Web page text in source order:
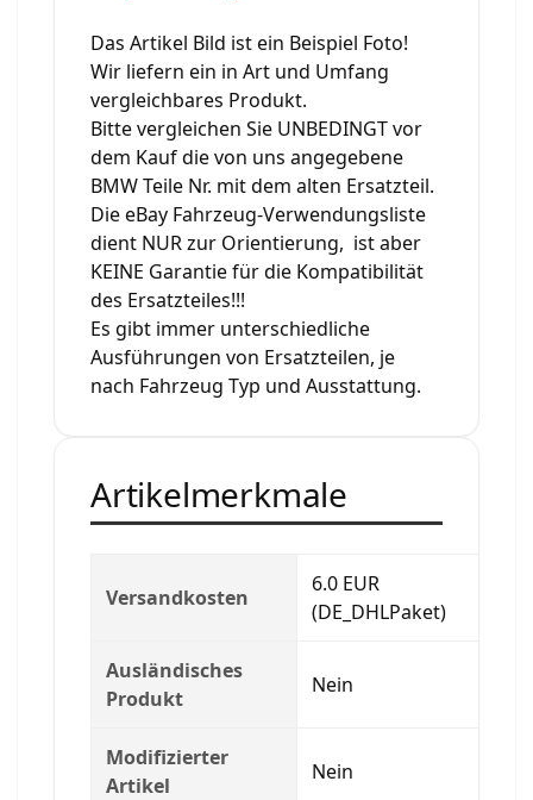
Das Artikel Bild ist ein Beispiel Foto!
Wir liefern ein in Art und Umfang
vergleichbares Produkt.
Bitte vergleichen Sie UNBEDINGT vor
dem Kauf die von uns angegebene
BMW Teile Nr. mit dem alten Ersatzteil.
Die eBay Fahrzeug-Verwendungsliste
dient NUR zur Orientierung, ist aber
KEINE Garantie für die Kompatibilität
des Ersatzteiles!!!
Es gibt immer unterschiedliche
Ausführungen von Ersatzteilen, je
nach Fahrzeug Typ und Ausstattung.
Artikelmerkmale
Versandkosten
6.0 EUR
(DE_DHLPaket)
Ausländisches
Produkt
Nein
Modifizierter
Artikel
Nein